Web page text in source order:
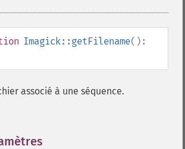
Imagick::getFilename():
associé à une séquence.